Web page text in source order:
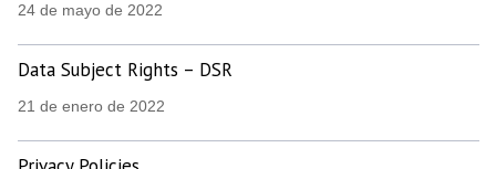
24 de mayo de 2022
Data Subject Rights – DSR
21 de enero de 2022